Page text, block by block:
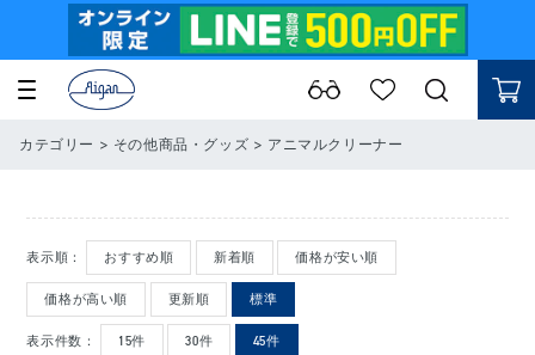
カテゴリー > その他商品・グッズ > アニマルクリーナー
表示順： おすすめ順 新着順 価格が安い順
価格が高い順 更新順 標準
表示件数： 15件 30件 45件